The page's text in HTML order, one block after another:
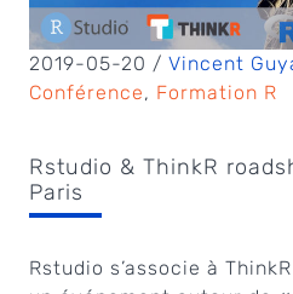
2019-05-20 / Vincent
Conférence, Formation R
Rstudio & ThinkR
Paris
Rstudio s’associe à